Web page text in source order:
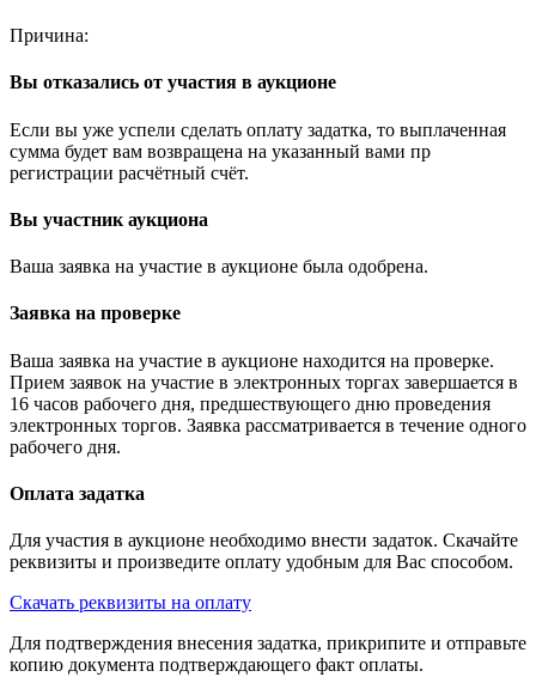
Причина:
Вы отказались от участия в аукционе
Если вы уже успели сделать оплату задатка, то выплаченная
сумма будет вам возвращена на указанный вами пр
регистрации расчётный счёт.
Вы участник аукциона
Ваша заявка на участие в аукционе была одобрена.
Заявка на проверке
Ваша заявка на участие в аукционе находится на проверке.
Прием заявок на участие в электронных торгах завершается в
16 часов рабочего дня, предшествующего дню проведения
электронных торгов. Заявка рассматривается в течение одного
рабочего дня.
Оплата задатка
Для участия в аукционе необходимо внести задаток. Скачайте
реквизиты и произведите оплату удобным для Вас способом.
Скачать реквизиты на оплату
Для подтверждения внесения задатка, прикрипите и отправьте
копию документа подтверждающего факт оплаты.